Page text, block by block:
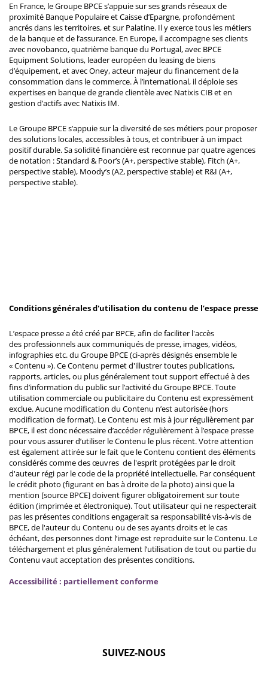
En France, le Groupe BPCE s’appuie sur ses grands réseaux de
proximité Banque Populaire et Caisse d’Epargne, profondément
ancrés dans les territoires, et sur Palatine. Il y exerce tous les métiers
de la banque et de l’assurance. En Europe, il accompagne ses clients
avec novobanco, quatrième banque du Portugal, avec BPCE
Equipment Solutions, leader européen du leasing de biens
d’équipement, et avec Oney, acteur majeur du financement de la
consommation dans le commerce. À l’international, il déploie ses
expertises en banque de grande clientèle avec Natixis CIB et en
gestion d’actifs avec Natixis IM.
Le Groupe BPCE s’appuie sur la diversité de ses métiers pour proposer
des solutions locales, accessibles à tous, et contribuer à un impact
positif durable. Sa solidité financière est reconnue par quatre agences
de notation : Standard & Poor’s (A+, perspective stable), Fitch (A+,
perspective stable), Moody’s (A2, perspective stable) et R&I (A+,
perspective stable).
Conditions générales d'utilisation du contenu de l’espace presse
L’espace presse a été créé par BPCE, afin de faciliter l'accès
des professionnels aux communiqués de presse, images, vidéos,
infographies etc. du Groupe BPCE (ci-après désignés ensemble le
« Contenu »). Ce Contenu permet d'illustrer toutes publications,
rapports, articles, ou plus généralement tout support effectué à des
fins d’information du public sur l’activité du Groupe BPCE. Toute
utilisation commerciale ou publicitaire du Contenu est expressément
exclue. Aucune modification du Contenu n’est autorisée (hors
modification de format). Le Contenu est mis à jour régulièrement par
BPCE, il est donc nécessaire d’accéder régulièrement à l’espace presse
pour vous assurer d’utiliser le Contenu le plus récent. Votre attention
est également attirée sur le fait que le Contenu contient des éléments
considérés comme des œuvres de l'esprit protégées par le droit
d'auteur régi par le code de la propriété intellectuelle. Par conséquent
le crédit photo (figurant en bas à droite de la photo) ainsi que la
mention [source BPCE] doivent figurer obligatoirement sur toute
édition (imprimée et électronique). Tout utilisateur qui ne respecterait
pas les présentes conditions engagerait sa responsabilité vis-à-vis de
BPCE, de l'auteur du Contenu ou de ses ayants droits et le cas
échéant, des personnes dont l’image est reproduite sur le Contenu. Le
téléchargement et plus généralement l’utilisation de tout ou partie du
Contenu vaut acceptation des présentes conditions.
Accessibilité : partiellement conforme
SUIVEZ-NOUS